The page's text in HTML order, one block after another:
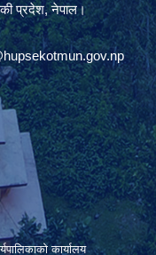
प्रदेश, नेपाल।
कार्यालय